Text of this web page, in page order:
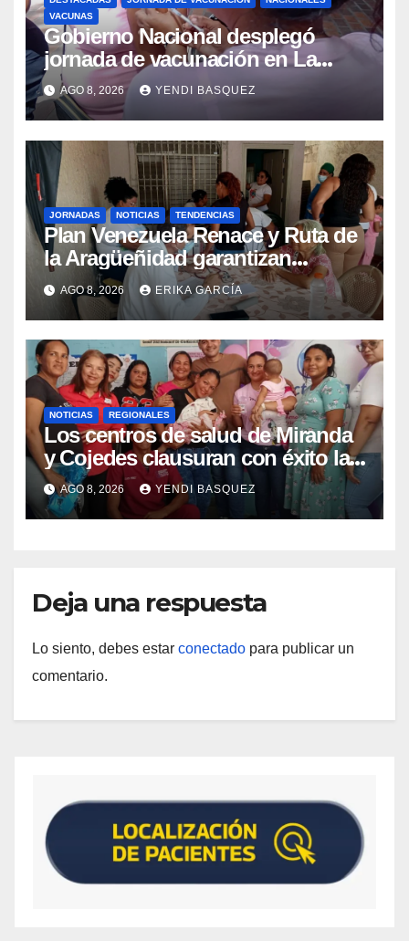
VACUNAS
Gobierno Nacional desplegó
jornada de vacunación en La
Guaira para garantizar protección
epidemiológica
AGO 8, 2026 YENDI BASQUEZ
JORNADAS NOTICIAS TENDENCIAS
Plan Venezuela Renace y Ruta de
la Aragüeñidad garantizan
atención médica integral en
Aragua
AGO 8, 2026 ERIKA GARCÍA
NOTICIAS REGIONALES
Los centros de salud de Miranda
y Cojedes clausuran con éxito la
Semana Mundial de la Lactancia
Materna
AGO 8, 2026 YENDI BASQUEZ
Deja una respuesta
Lo siento, debes estar conectado para publicar un
comentario.